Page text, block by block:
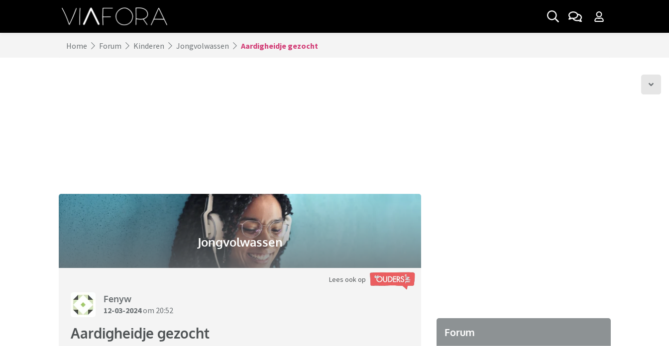
Home Forum Kinderen Jongvolwassen Aardigheidje gezocht
Jongvolwassen
Lees ook op
Fenyw
12-03-2024om 20:52
Aardigheidje gezocht Forum